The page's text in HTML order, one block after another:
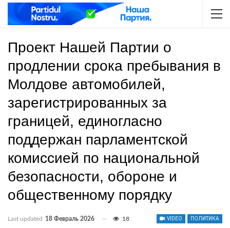
Проект Нашей Партии о
продлении срока пребывания в
Молдове автомобилей,
зарегистрированных за
границей, единогласно
поддержан парламентской
комиссией по национальной
безопасности, обороне и
общественному порядку
VIDEO ПОЛИТИКА
Last updated 18 Февраль 2026 18